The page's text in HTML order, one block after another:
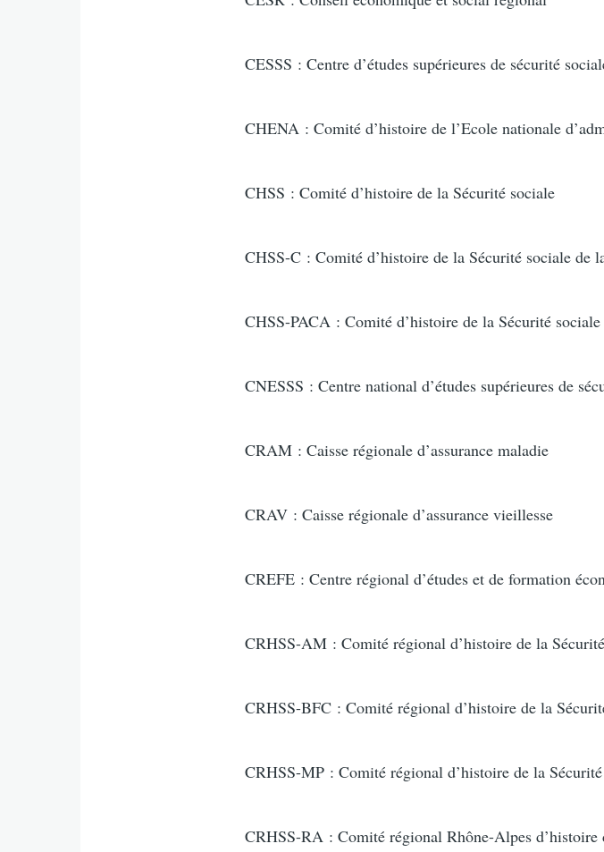
CESSS : Centre d’études supérieures de sécurité
CHENA : Comité d’histoire de l’Ecole nationale
CHSS : Comité d’histoire de la Sécurité sociale
CHSS-C : Comité d’histoire de la Sécurité sociale de
CHSS-PACA : Comité d’histoire de la Sécurité
CNESSS : Centre national d’études supérieures de
CRAM : Caisse régionale d’assurance maladie
CRAV : Caisse régionale d’assurance vieillesse
CREFE : Centre régional d’études et de formation
CRHSS-AM : Comité régional d’histoire de la
CRHSS-BFC : Comité régional d’histoire de la
CRHSS-MP : Comité régional d’histoire de la
CRHSS-RA : Comité régional Rhône-Alpes d’histoire